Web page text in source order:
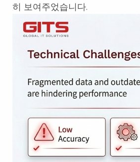
히 보여주었습니다.